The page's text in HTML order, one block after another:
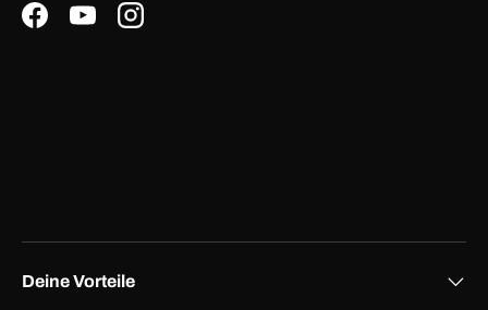
FacebookYouTubeInstagram
Deine Vorteile